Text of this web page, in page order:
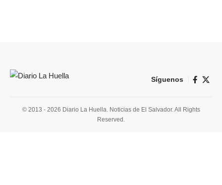
Síguenos
© 2013 - 2026 Diario La Huella. Noticias de El Salvador. All Rights
Reserved.